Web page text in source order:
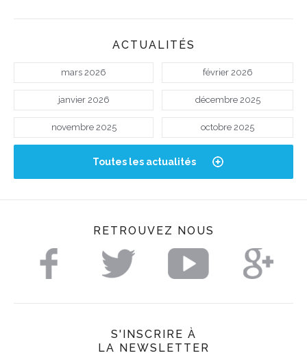
ACTUALITÉS
mars 2026 février 2026
janvier 2026 décembre 2025
novembre 2025 octobre 2025
Toutes les actualités
RETROUVEZ NOUS
S'INSCRIRE À
LA NEWSLETTER